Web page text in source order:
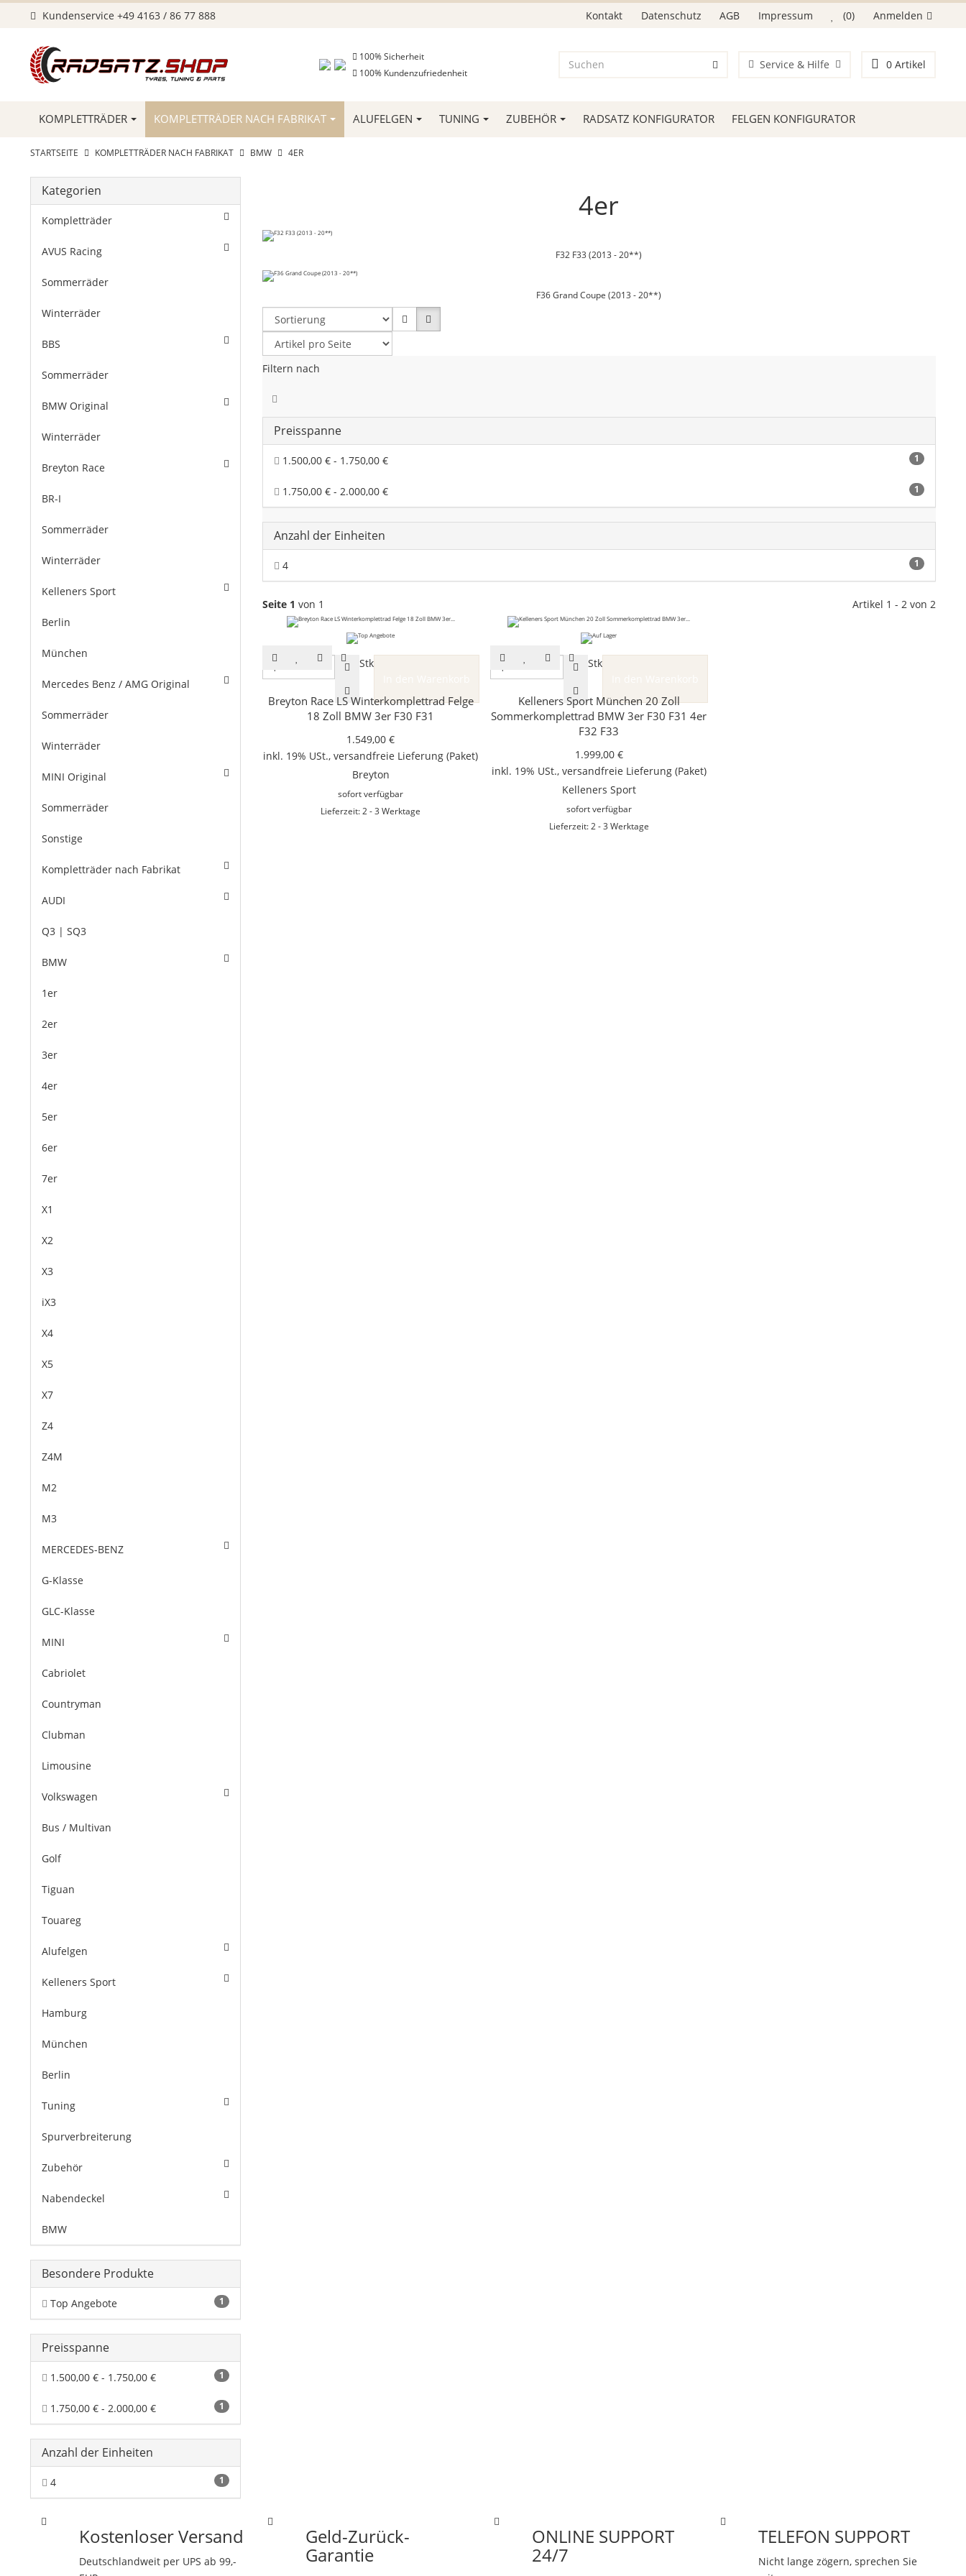
Kundenservice +49 4163 / 86 77 888 Kontakt Datenschutz AGB Impressum (0) Anmelden
100% Sicherheit
100% Kundenzufriedenheit
Service & Hilfe 0Artikel
KOMPLETTRÄDER KOMPLETTRÄDER NACH FABRIKAT ALUFELGEN TUNING ZUBEHÖR RADSATZ KONFIGURATOR FELGEN KONFIGURATOR
STARTSEITE KOMPLETTRÄDER NACH FABRIKAT BMW 4ER
4er
F32 F33 (2013 - 20**)
F36 Grand Coupe (2013 - 20**)
Filtern nach
Preisspanne
1
1.500,00 € - 1.750,00 €
1
1.750,00 € - 2.000,00 €
Anzahl der Einheiten
1
4
Seite 1 von 1 Artikel 1 - 2 von 2
Stk
Breyton
Breyton Race LS Winterkomplettrad Felge
18 Zoll BMW 3er F30 F31
1.549,00 €
inkl. 19% USt.,versandfreie Lieferung (Paket)
sofort verfügbar
Lieferzeit: 2 - 3 Werktage
Stk
Kelleners Sport
Kelleners Sport München 20 Zoll
Sommerkomplettrad BMW 3er F30 F31 4er
F32 F33
1.999,00 €
inkl. 19% USt., versandfreie Lieferung (Paket)
sofort verfügbar
Lieferzeit: 2 - 3 Werktage
Kategorien
Kompletträder
AVUS Racing
Sommerräder
Winterräder
BBS
Sommerräder
BMW Original
Winterräder
Breyton Race
BR-I
Sommerräder
Winterräder
Kelleners Sport
Berlin
München
Mercedes Benz / AMG Original
Sommerräder
Winterräder
MINI Original
Sommerräder
Sonstige
Kompletträder nach Fabrikat
AUDI
Q3 | SQ3
BMW
1er
2er
3er
4er
5er
6er
7er
X1
X2
X3
iX3
X4
X5
X7
Z4
Z4M
M2
M3
MERCEDES-BENZ
G-Klasse
GLC-Klasse
MINI
Cabriolet
Countryman
Clubman
Limousine
Volkswagen
Bus / Multivan
Golf
Tiguan
Touareg
Alufelgen
Kelleners Sport
Hamburg
München
Berlin
Tuning
Spurverbreiterung
Zubehör
Nabendeckel
BMW
Besondere Produkte
1
Top Angebote
Preisspanne
1
1.500,00 € - 1.750,00 €
1
1.750,00 € - 2.000,00 €
Anzahl der Einheiten
1
4
Kostenloser Versand
Deutschlandweit per UPS ab 99,-
Geld-Zurück-
Garantie
ONLINE SUPPORT
24/7
TELEFON SUPPORT
Nicht lange zögern, sprechen Sie